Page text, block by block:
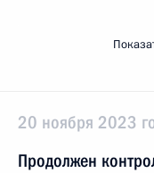
20 ноября 2023
Продолжен